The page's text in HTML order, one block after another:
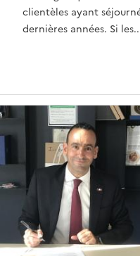
clientèles ayant
dernières années. Si